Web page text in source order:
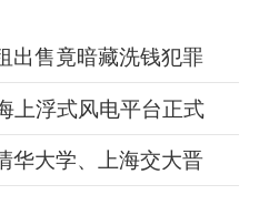
出售竟暗藏洗钱犯罪
上浮式风电平台正式
华大学、上海交大晋